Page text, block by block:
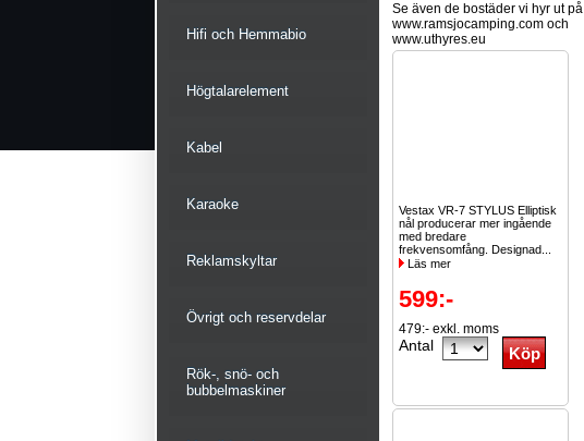
Hifi och Hemmabio
Högtalarelement
Kabel
Karaoke
Reklamskyltar
Övrigt och reservdelar
Rök-, snö- och
bubbelmaskiner
Se även de bostäder vi hyr ut på
www.ramsjocamping.com och
www.uthyres.eu
Vestax VR-7 STYLUS Elliptisk
nål producerar mer ingående
med bredare
frekvensomfång. Designad...
Läs mer
599:-
479:- exkl. moms
Antal